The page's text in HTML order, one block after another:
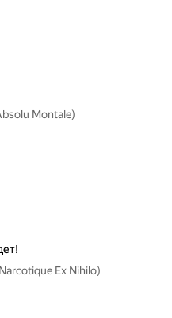
Montale)
Ex Nihilo)